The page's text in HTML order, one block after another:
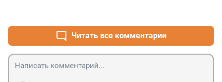
Читать все комментарии